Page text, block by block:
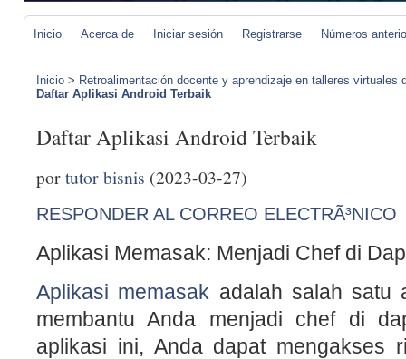
Inicio Acerca de Iniciar sesión Registrarse Números
Inicio > Retroalimentación docente y aprendizaje en talleres virtuales
Daftar Aplikasi Android Terbaik
Daftar Aplikasi Android Terbaik
portutor bisnis (2023-03-27)
RESPONDER AL CORREO ELECTRÃ³NICO
Aplikasi Memasak: Menjadi Chef di
Aplikasi memasak adalah salah satu
membantu Anda menjadi chef di
aplikasi ini, Anda dapat mengakses